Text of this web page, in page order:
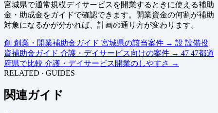
宮城県で通常規模デイサービスを開業するときに使える補助
金・助成金をガイドで確認できます。開業資金の何割が補助
対象になるかが分かれば、計画の通り方が変わります。
創 創業・開業補助金ガイド 宮城県の該当案件 → 設 設備投
資補助金ガイド 介護・デイサービス向けの案件 → 47 47都道
府県で比較 介護・デイサービス開業のしやすさ →
RELATED · GUIDES
関連ガイド